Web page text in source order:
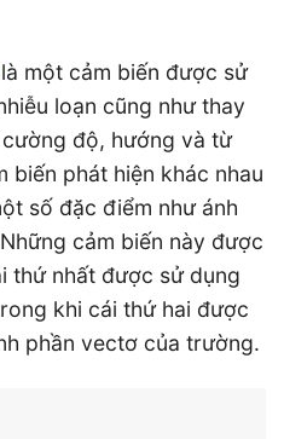
một cảm biến được sử
loạn cũng như thay
độ, hướng và từ
biến phát hiện khác nhau
số đặc điểm như ánh
cảm biến này được
thứ nhất được sử dụng
khi cái thứ hai được
phần vectơ của trường.